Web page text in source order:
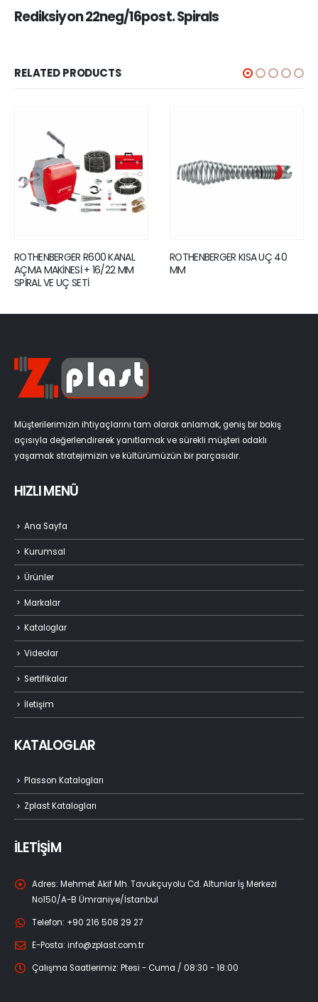
Rediksiyon 22neg/16post. Spirals
RELATED PRODUCTS
ROTHENBERGER R600 KANAL
AÇMA MAKİNESİ + 16/22 MM
SPİRAL VE UÇ SETİ
ROTHENBERGER KISA UÇ 40
MM
Müşterilerimizin ihtiyaçlarını tam olarak anlamak, geniş bir bakış
açısıyla değerlendirerek yanıtlamak ve sürekli müşteri odaklı
yaşamak stratejimizin ve kültürümüzün bir parçasıdır.
HIZLI MENÜ
Ana Sayfa
Kurumsal
Ürünler
Markalar
Kataloglar
Videolar
Sertifikalar
İletişim
KATALOGLAR
Plasson Katalogları
Zplast Katalogları
İLETİŞİM
Adres: Mehmet Akif Mh. Tavukçuyolu Cd. Altunlar İş Merkezi
No150/A-B Ümraniye/İstanbul
Telefon: +90 216 508 29 27
E-Posta: info@zplast.com.tr
Çalışma Saatlerimiz: Ptesi - Cuma / 08:30 - 18:00